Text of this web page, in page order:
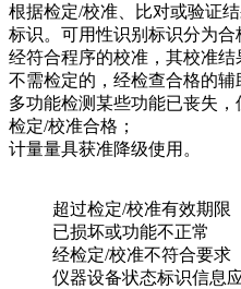
根据检定/校准、比对或验证
标识。可用性识别标识分为合
经符合程序的校准，其校准结
不需检定的，经检查合格的辅
多功能检测某些功能已丧失
检定/校准合格；
计量量具获准降级使用。
超过检定/校准有效期限
已损坏或功能不正常
经检定/校准不符合要求
仪器设备状态标识信息